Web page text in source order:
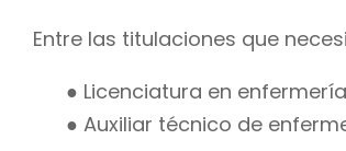
Entre las titulaciones que
● Licenciatura en enfermería
● Auxiliar técnico de